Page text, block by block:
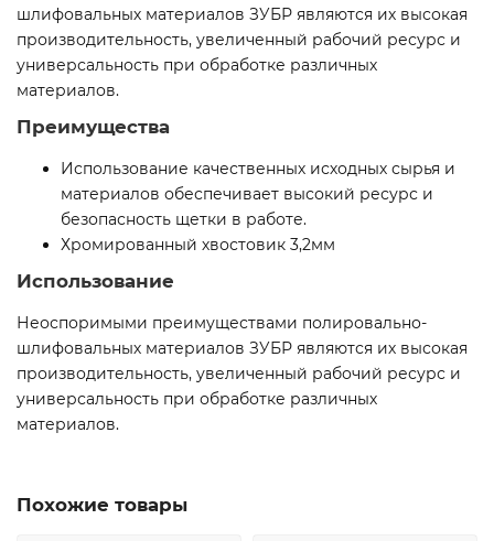
шлифовальных материалов ЗУБР являются их высокая
производительность, увеличенный рабочий ресурс и
универсальность при обработке различных
материалов.
Преимущества
Использование качественных исходных сырья и
материалов обеспечивает высокий ресурс и
безопасность щетки в работе.
Хромированный хвостовик 3,2мм
Использование
Неоспоримыми преимуществами полировально-
шлифовальных материалов ЗУБР являются их высокая
производительность, увеличенный рабочий ресурс и
универсальность при обработке различных
материалов.
Похожие товары